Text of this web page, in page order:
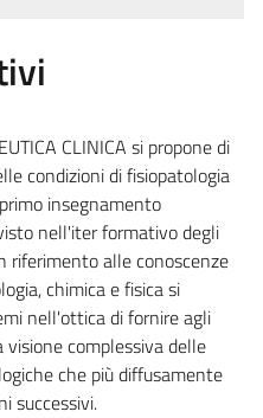
CLINICA si propone di
condizioni di fisiopatologia
insegnamento
nell'iter formativo degli
riferimento alle conoscenze
chimica e fisica si
nell'ottica di fornire agli
complessiva delle
che più diffusamente
successivi.